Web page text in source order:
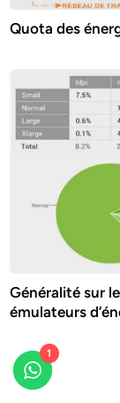
Quota des
Généralité sur
émulateurs
1